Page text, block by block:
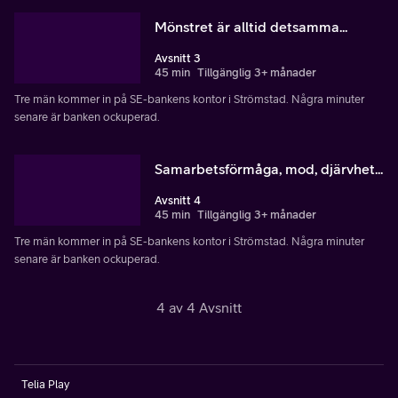
Mönstret är alltid detsamma...
Avsnitt 3
45 min Tillgänglig 3+ månader
Tre män kommer in på SE-bankens kontor i Strömstad. Några minuter
senare är banken ockuperad.
Samarbetsförmåga, mod, djärvhet...
Avsnitt 4
45 min Tillgänglig 3+ månader
Tre män kommer in på SE-bankens kontor i Strömstad. Några minuter
senare är banken ockuperad.
4 av 4 Avsnitt
Telia Play